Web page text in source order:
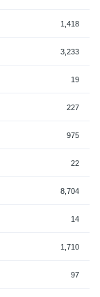
1,418
3,233
19
227
975
22
8,704
14
1,710
97